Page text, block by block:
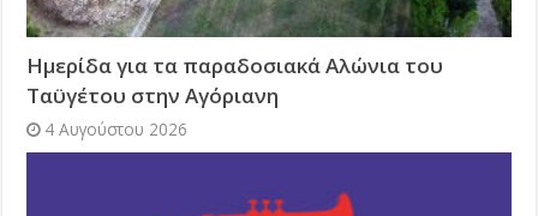
Ημερίδα για τα παραδοσιακά Αλώνια του
Ταϋγέτου στην Αγόριανη
4 Αυγούστου 2026